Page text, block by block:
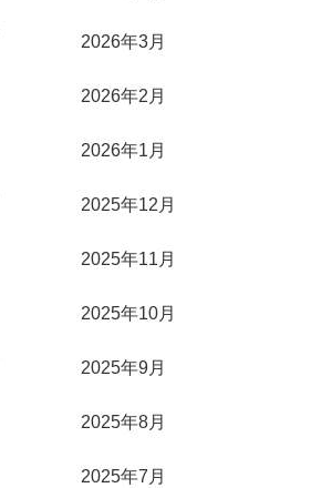
2026年3月
2026年2月
2026年1月
2025年12月
2025年11月
2025年10月
2025年9月
2025年8月
2025年7月